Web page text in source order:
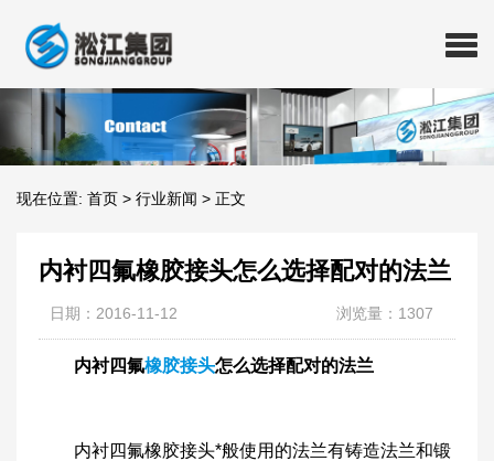
现在位置: 首页 > 行业新闻 > 正文
内衬四氟橡胶接头怎么选择配对的法兰
日期：2016-11-12 浏览量：1307
内衬四氟橡胶接头怎么选择配对的法兰
内衬四氟橡胶接头*般使用的法兰有铸造法兰和锻